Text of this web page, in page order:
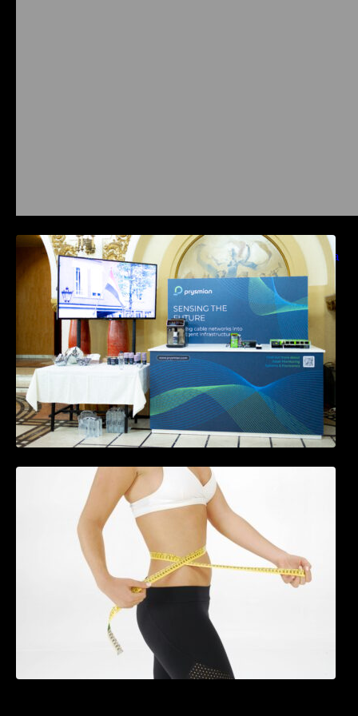
Prysmian aduce la COMM26 tehnologii de
sensing si Digital Energy pentru monitorizarea
in timp real a infrastrucrutilor critice
Tratamentul Wegovy® generează o scădere
în greutate de până la 22,6% la femei în
perioada menopauzei și reduce la jumătate
riscul de migrene